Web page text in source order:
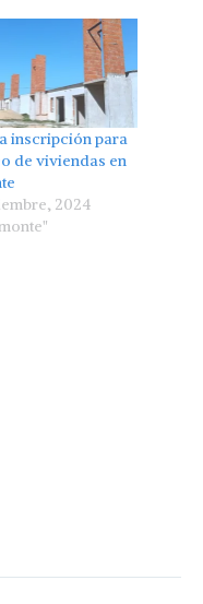
inscripción para
de viviendas en
2024